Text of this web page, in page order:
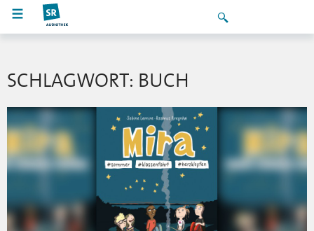
SCHLAGWORT: BUCH